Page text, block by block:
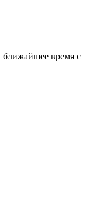
время с